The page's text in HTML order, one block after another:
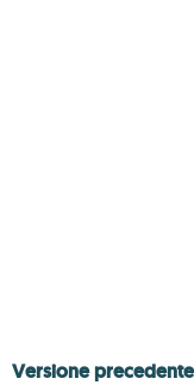
Versione precedente